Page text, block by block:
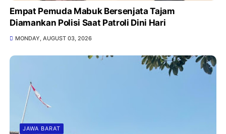
Empat Pemuda Mabuk Bersenjata Tajam
Diamankan Polisi Saat Patroli Dini Hari
MONDAY, AUGUST 03, 2026
JAWA BARAT